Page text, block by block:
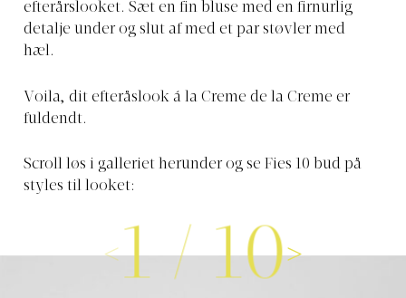
efterårslooket. Sæt en fin bluse med en firnurlig
detalje under og slut af med et par støvler med
hæl.
Voila, dit efteråslook á la Creme de la Creme er
fuldendt.
Scroll løs i galleriet herunder og se Fies 10 bud på
styles til looket:
1/10